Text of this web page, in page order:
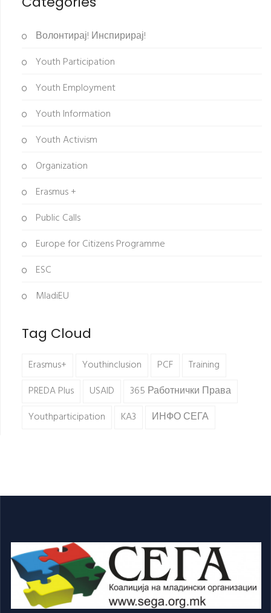
Волонтирај! Инспирирај!
Youth Participation
Youth Employment
Youth Information
Youth Activism
Organization
Erasmus +
Public Calls
Europe for Citizens Programme
ESC
MladiEU
Tag Cloud
Erasmus+ Youthinclusion PCF
Training
PREDA Plus
USAID
365 Работнички Права
Youthparticipation
KA3 ИНФО СЕГА